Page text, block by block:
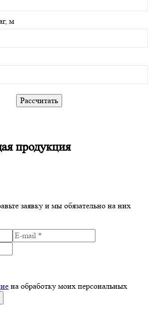
м
Рассчитать
продукция
заявку и мы обязательно на них
на обработку моих персональных